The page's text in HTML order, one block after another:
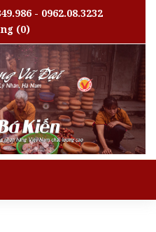
- 0962.08.3232
(0)